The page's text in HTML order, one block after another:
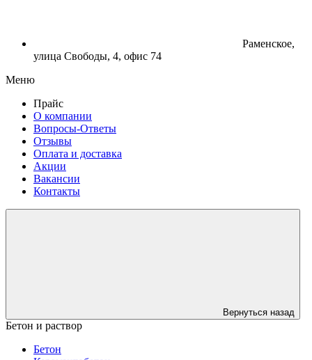
Раменское,
улица Свободы, 4, офис 74
Меню
Прайс
О компании
Вопросы-Ответы
Отзывы
Оплата и доставка
Акции
Вакансии
Контакты
Вернуться назад
Бетон и раствор
Бетон